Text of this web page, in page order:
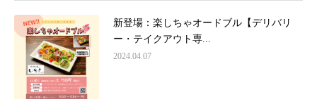
新登場：楽しちゃオードブル【デリバリ
ー・テイクアウト専...
2024.04.07